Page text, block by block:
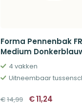
Forma Pennenbak
Medium
4 vakken
Uitneembaar
€14,99 prijs
€11,24